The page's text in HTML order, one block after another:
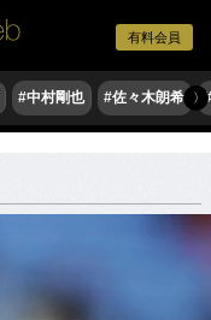
有料会員
#中村剛也 #佐々木朗希 〉